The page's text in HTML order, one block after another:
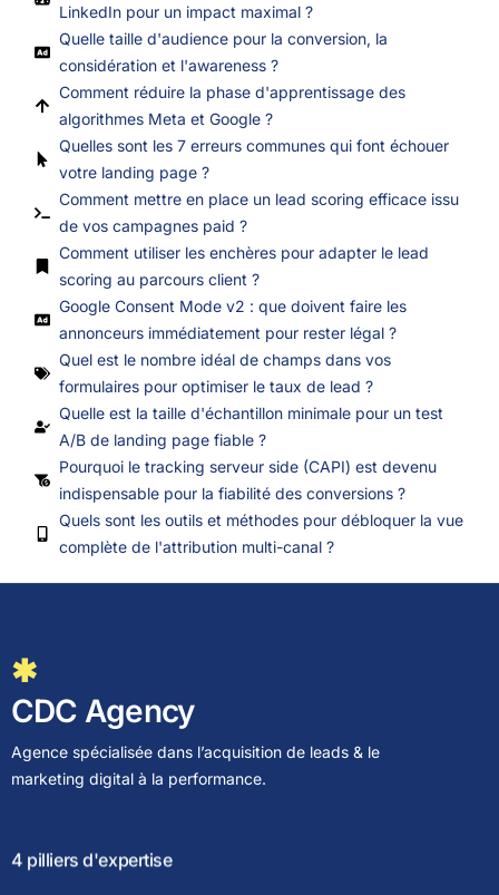
LinkedIn pour un impact maximal ?
Quelle taille d'audience pour la conversion, la
considération et l'awareness ?
Comment réduire la phase d'apprentissage des
algorithmes Meta et Google ?
Quelles sont les 7 erreurs communes qui font échouer
votre landing page ?
Comment mettre en place un lead scoring efficace issu
de vos campagnes paid ?
Comment utiliser les enchères pour adapter le lead
scoring au parcours client ?
Google Consent Mode v2 : que doivent faire les
annonceurs immédiatement pour rester légal ?
Quel est le nombre idéal de champs dans vos
formulaires pour optimiser le taux de lead ?
Quelle est la taille d'échantillon minimale pour un test
A/B de landing page fiable ?
Pourquoi le tracking serveur side (CAPI) est devenu
indispensable pour la fiabilité des conversions ?
Quels sont les outils et méthodes pour débloquer la vue
complète de l'attribution multi-canal ?
✱
CDC Agency
Agence spécialisée dans l’acquisition de leads & le
marketing digital à la performance.
4 pilliers d'expertise